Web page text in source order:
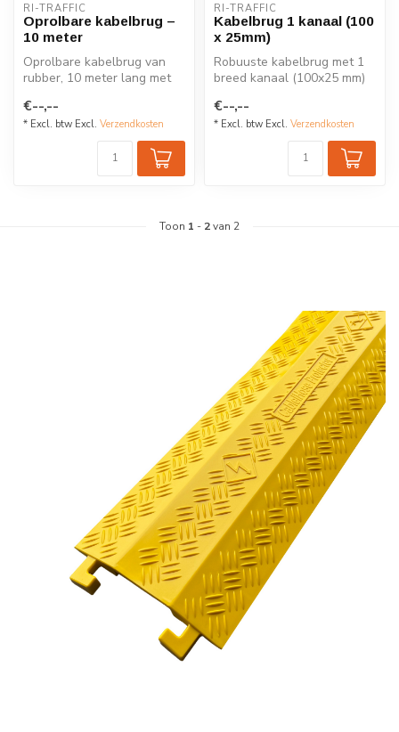
RI-TRAFFIC
Oprolbare kabelbrug –
10 meter
Oprolbare kabelbrug van
rubber, 10 meter lang met
Ideaal v...
€--,--
* Excl. btw Excl. Verzendkosten
RI-TRAFFIC
Kabelbrug 1 kanaal (100
x 25mm)
Robuuste kabelbrug met 1
breed kanaal (100x25 mm)
Ideaal v...
€--,--
* Excl. btw Excl. Verzendkosten
Toon 1 - 2van 2